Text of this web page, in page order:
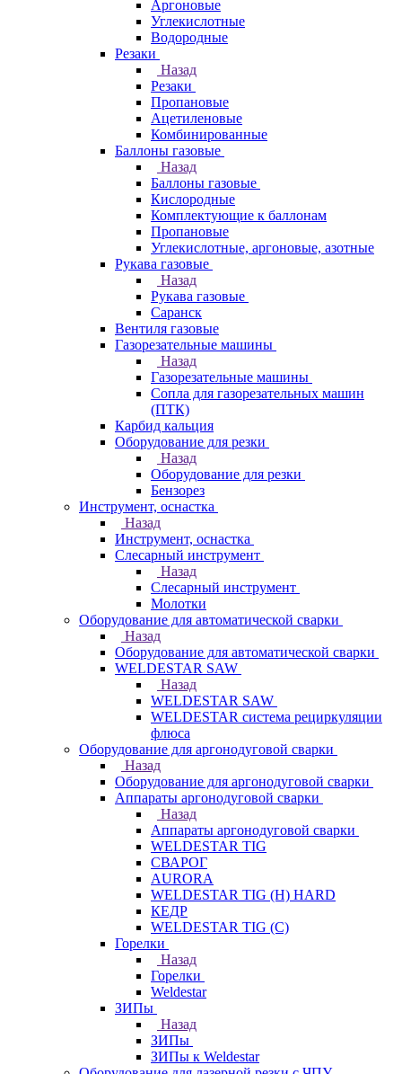
Аргоновые
Углекислотные
Водородные
Резаки
Назад
Резаки
Пропановые
Ацетиленовые
Комбинированные
Баллоны газовые
Назад
Баллоны газовые
Кислородные
Комплектующие к баллонам
Пропановые
Углекислотные, аргоновые, азотные
Рукава газовые
Назад
Рукава газовые
Саранск
Вентиля газовые
Газорезательные машины
Назад
Газорезательные машины
Сопла для газорезательных машин
(ПТК)
Карбид кальция
Оборудование для резки
Назад
Оборудование для резки
Бензорез
Инструмент, оснастка
Назад
Инструмент, оснастка
Слесарный инструмент
Назад
Слесарный инструмент
Молотки
Оборудование для автоматической сварки
Назад
Оборудование для автоматической сварки
WELDESTAR SAW
Назад
WELDESTAR SAW
WELDESTAR система рециркуляции
флюса
Оборудование для аргонодуговой сварки
Назад
Оборудование для аргонодуговой сварки
Аппараты аргонодуговой сварки
Назад
Аппараты аргонодуговой сварки
WELDESTAR TIG
СВАРОГ
AURORA
WELDESTAR TIG (H) HARD
КЕДР
WELDESTAR TIG (С)
Горелки
Назад
Горелки
Weldestar
ЗИПы
Назад
ЗИПы
ЗИПы к Weldestar